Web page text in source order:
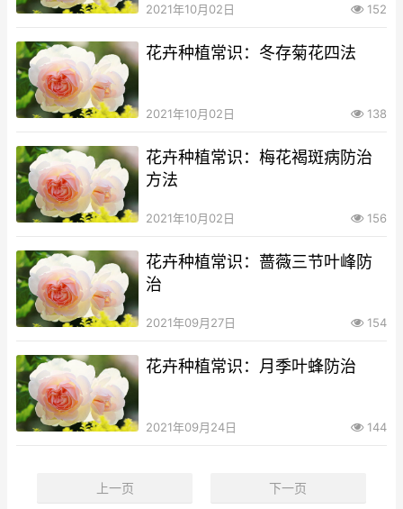
2021年10月02日 152
花卉种植常识：冬存菊花四法
2021年10月02日 138
花卉种植常识：梅花褐斑病防治
方法
2021年10月02日 156
花卉种植常识：蔷薇三节叶峰防
治
2021年09月27日 154
花卉种植常识：月季叶蜂防治
2021年09月24日 144
上一页 下一页